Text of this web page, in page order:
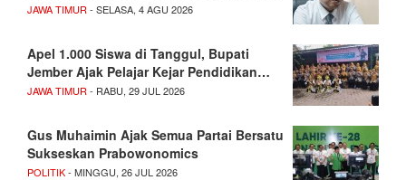
JAWA TIMUR - SELASA, 4 AGU 2026
Apel 1.000 Siswa di Tanggul, Bupati
Jember Ajak Pelajar Kejar Pendidikan…
JAWA TIMUR - RABU, 29 JUL 2026
Gus Muhaimin Ajak Semua Partai Bersatu
Sukseskan Prabowonomics
POLITIK- MINGGU, 26 JUL 2026